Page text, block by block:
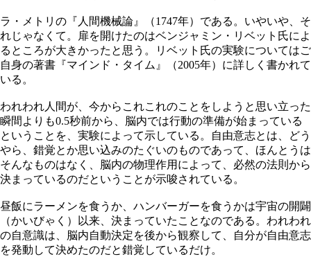
ラ・メトリの『人間機械論』（1747年）である。いやいや、そ
れじゃなくて。扉を開けたのはベンジャミン・リベット氏によ
るところが大きかったと思う。リベット氏の実験についてはご
自身の著書『マインド・タイム』（2005年）に詳しく書かれて
いる。
われわれ人間が、今からこれこれのことをしようと思い立った
瞬間よりも0.5秒前から、脳内では行動の準備が始まっている
ということを、実験によって示している。自由意志とは、どう
やら、錯覚とか思い込みのたぐいのものであって、ほんとうは
そんなものはなく、脳内の物理作用によって、必然の法則から
決まっているのだということが示唆されている。
昼飯にラーメンを食うか、ハンバーガーを食うかは宇宙の開闢
（かいびゃく）以来、決まっていたことなのである。われわれ
の自意識は、脳内自動決定を後から観察して、自分が自由意志
を発動して決めたのだと錯覚しているだけ。